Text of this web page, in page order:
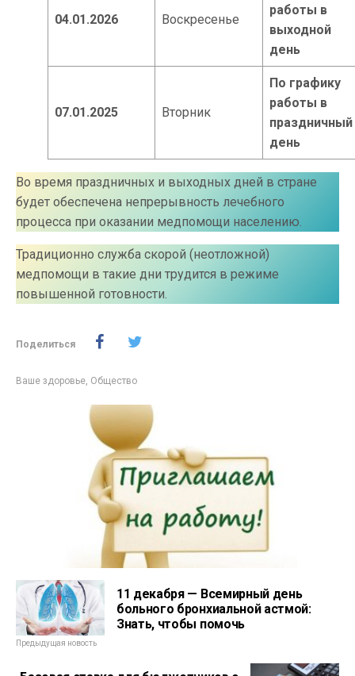
04.01.2026 Воскресенье
работы в
выходной
день
07.01.2025 Вторник
По графику
работы в
праздничный
день
Во время праздничных и выходных дней в стране
будет обеспечена непрерывность лечебного
процесса при оказании медпомощи населению.
Традиционно служба скорой (неотложной)
медпомощи в такие дни трудится в режиме
повышенной готовности.
Поделиться
Ваше здоровье, Общество
11 декабря — Всемирный день
больного бронхиальной астмой:
Знать, чтобы помочь
Предыдущая новость